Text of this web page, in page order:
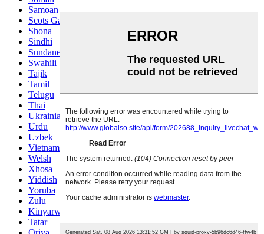
Samoan
Scots Gaelic
Shona
Sindhi
Sundanese
Swahili
Tajik
Tamil
Telugu
Thai
Ukrainian
Urdu
Uzbek
Vietnamese
Welsh
Xhosa
Yiddish
Yoruba
Zulu
Kinyarwanda
Tatar